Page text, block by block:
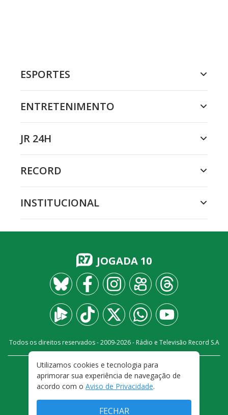
ESPORTES
ENTRETENIMENTO
JR 24H
RECORD
INSTITUCIONAL
JOGADA 10
Todos os direitos reservados - 2009-2026- Rádio e Televisão Record S.A
FALE CONOSCO
PRIVACIDADE
TERMOS E CONDIÇÕES DE USO
Utilizamos cookies e tecnologia para
aprimorar sua experiência de navegação de
acordo com o Aviso de Privacidade.
FECHAR